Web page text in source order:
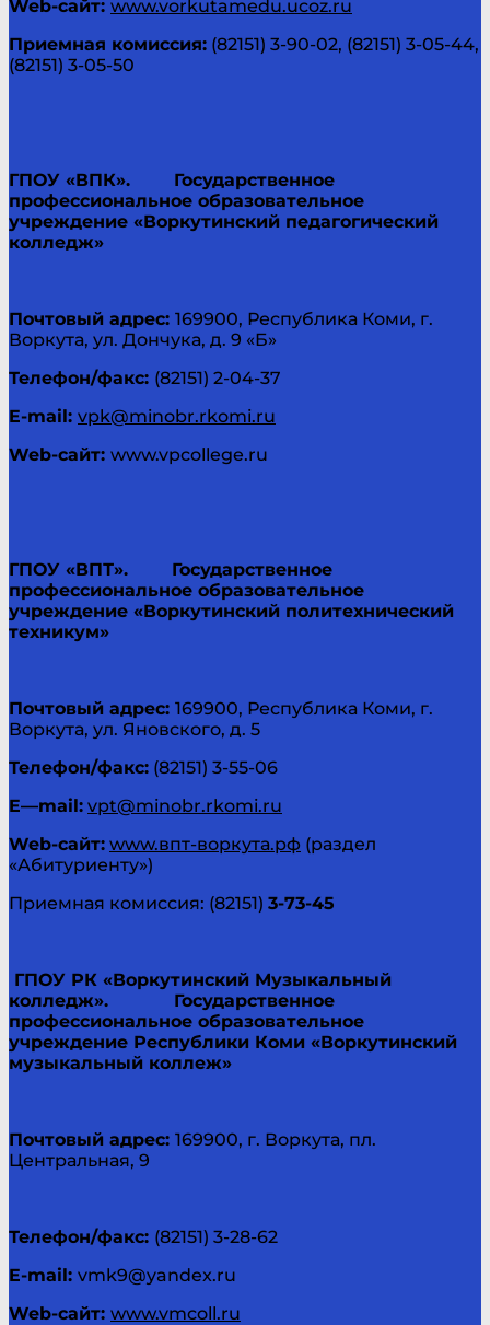
Web-сайт: www.vorkutamedu.ucoz.ru
Приемная комиссия: (82151) 3-90-02, (82151) 3-05-44,
(82151) 3-05-50
ГПОУ «ВПК». Государственное
профессиональное образовательное
учреждение «Воркутинский педагогический
колледж»
Почтовый адрес: 169900, Республика Коми, г.
Воркута, ул. Дончука, д. 9 «Б»
Телефон/факс: (82151) 2-04-37
E-mail: vpk@minobr.rkomi.ru
Web-сайт: www.vpcollege.ru
ГПОУ «ВПТ». Государственное
профессиональное образовательное
учреждение «Воркутинский политехнический
техникум»
Почтовый адрес: 169900, Республика Коми, г.
Воркута, ул. Яновского, д. 5
Телефон/факс: (82151) 3-55-06
E—mail: vpt@minobr.rkomi.ru
Web-сайт: www.впт-воркута.рф (раздел
«Абитуриенту»)
Приемная комиссия: (82151) 3-73-45
ГПОУ РК «Воркутинский Музыкальный
колледж». Государственное
профессиональное образовательное
учреждение Республики Коми «Воркутинский
музыкальный коллеж»
Почтовый адрес: 169900, г. Воркута, пл.
Центральная, 9
Телефон/факс: (82151) 3-28-62
E-mail: vmk9@yandex.ru
Web-сайт: www.vmcoll.ru